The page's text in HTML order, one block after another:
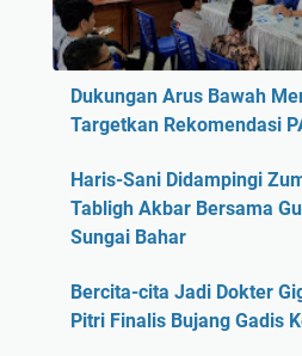
Dukungan Arus Bawah
Targetkan Rekomendasi
Haris-Sani Didampingi
Tabligh Akbar Bersama
Sungai Bahar
Bercita-cita Jadi Dokter
Pitri Finalis Bujang Gadis